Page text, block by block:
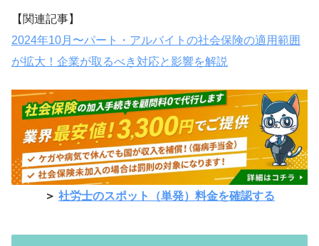
【関連記事】
2024年10月〜パート・アルバイトの社会保険の適用範囲
が拡大！企業が取るべき対応と影響を解説
＞ 社労士のスポット（単発）料金を確認する